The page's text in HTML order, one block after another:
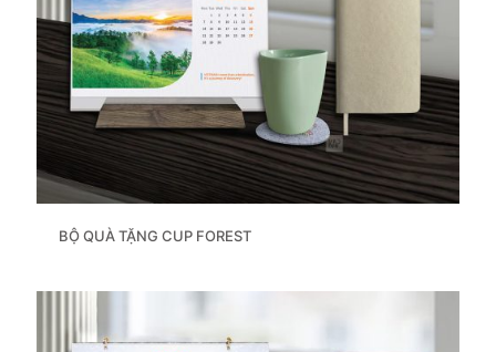
BỘ QUÀ TẶNG CUP FOREST